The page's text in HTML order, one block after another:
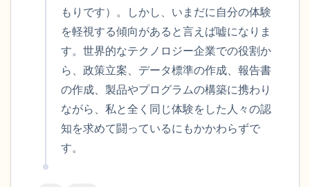
もりです）。しかし、いまだに自分の体験
を軽視する傾向があると言えば嘘になりま
す。世界的なテクノロジー企業での役割か
ら、政策立案、データ標準の作成、報告書
の作成、製品やプログラムの構築に携わり
ながら、私と全く同じ体験をした人々の認
知を求めて闘っているにもかかわらずで
す。